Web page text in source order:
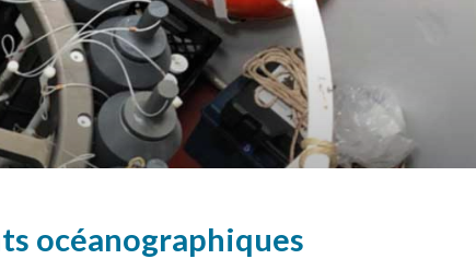
océanographiques